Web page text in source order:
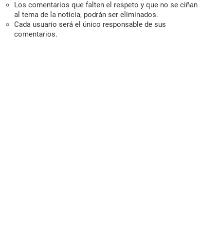
Los comentarios que falten el respeto y que no se ciñan
al tema de la noticia, podrán ser eliminados.
Cada usuario será el único responsable de sus
comentarios.